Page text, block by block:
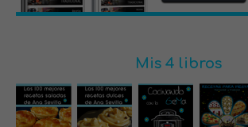
Mis 4 libros